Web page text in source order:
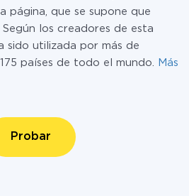
página, que se supone que
los creadores de esta
sido utilizada por más de
países de todo el mundo.
Más
Probar